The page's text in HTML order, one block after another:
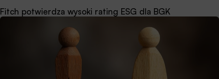
Fitch potwierdza wysoki rating ESG dla BGK